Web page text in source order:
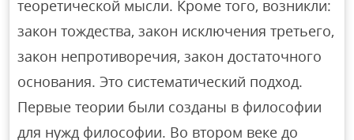
теоретической мысли. Кроме того, возникли:
закон тождества, закон исключения третьего,
закон непротиворечия, закон достаточного
основания. Это систематический подход.
Первые теории были созданы в философии
для нужд философии. Во втором веке до